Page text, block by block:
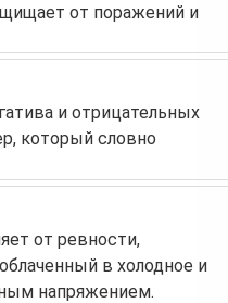
от поражений и
и отрицательных
который словно
от ревности,
в холодное и
напряжением.